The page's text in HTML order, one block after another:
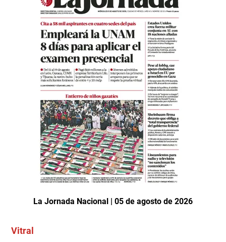
La Jornada Nacional | 05 de agosto de 2026
Vitral